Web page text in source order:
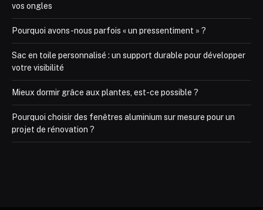
vos ongles
Pourquoi avons-nous parfois « un pressentiment » ?
Sac en toile personnalisé : un support durable pour développer
votre visibilité
Mieux dormir grâce aux plantes, est-ce possible ?
Pourquoi choisir des fenêtres aluminium sur mesure pour un
projet de rénovation ?